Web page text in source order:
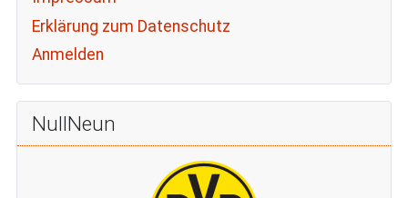
Erklärung zum Datenschutz
Anmelden
NullNeun